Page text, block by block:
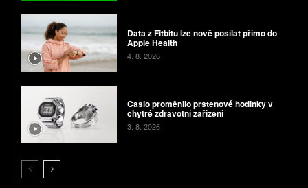
Data z Fitbitu lze nově posílat přímo do
Apple Health
4. 8. 2026
Casio proměnilo prstenové hodinky v
chytré zdravotní zařízení
3. 8. 2026